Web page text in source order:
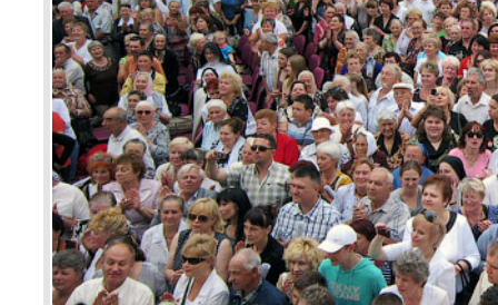
Sylwetki znanych ludzi
Szkolnictwo (14)
U naszych sąsiadów (9)
Wojna rosyjsko-